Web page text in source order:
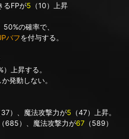
るFPが5 （10）上昇
の確率で、
バフを付与する。
）上昇する。
発動しない。
37）、魔法攻撃力が5 （47）上昇。
（685）、魔法攻撃力が67 （589）